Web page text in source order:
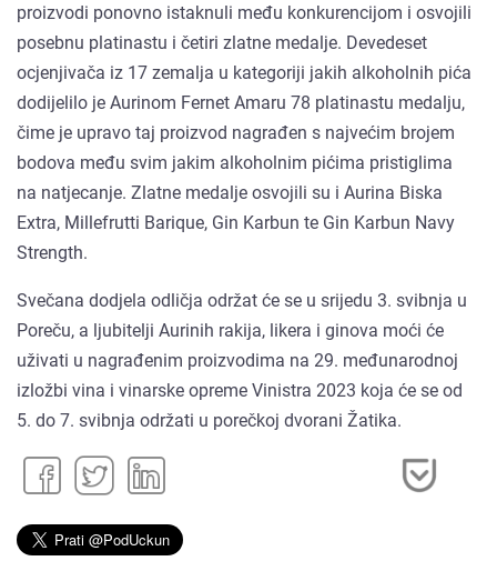
proizvodi ponovno istaknuli među konkurencijom i osvojili
posebnu platinastu i četiri zlatne medalje. Devedeset
ocjenjivača iz 17 zemalja u kategoriji jakih alkoholnih pića
dodijelilo je Aurinom Fernet Amaru 78 platinastu medalju,
čime je upravo taj proizvod nagrađen s najvećim brojem
bodova među svim jakim alkoholnim pićima pristiglima
na natjecanje. Zlatne medalje osvojili su i Aurina Biska
Extra, Millefrutti Barique, Gin Karbun te Gin Karbun Navy
Strength.
Svečana dodjela odličja održat će se u srijedu 3. svibnja u
Poreču, a ljubitelji Aurinih rakija, likera i ginova moći će
uživati u nagrađenim proizvodima na 29. međunarodnoj
izložbi vina i vinarske opreme Vinistra 2023 koja će se od
5. do 7. svibnja održati u porečkoj dvorani Žatika.